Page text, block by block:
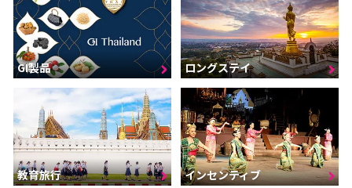
GI製品 ロングステイ
教育旅行 インセンティブ